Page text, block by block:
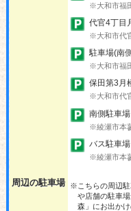
周辺の駐車場
※大和市福
代官4丁目
※大和市代
駐車場(南
※大和市福
保田第3月
※大和市代
南側駐車場
※綾瀬市本
バス駐車場
※綾瀬市本
※こちらの周辺駐
や店舗の駐車
森」にお出か